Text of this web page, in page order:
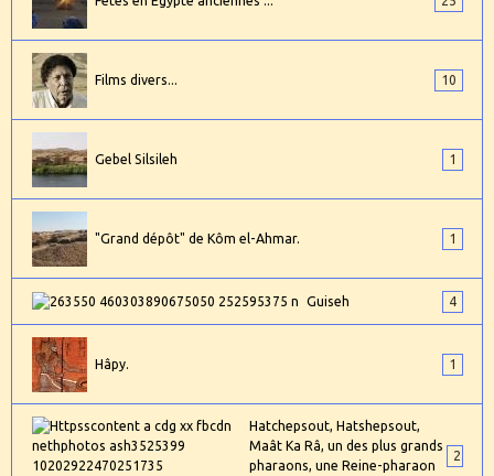
Films divers... 10
Gebel Silsileh 1
"Grand dépôt" de Kôm el-Ahmar. 1
Guiseh 4
Hâpy. 1
Hatchepsout, Hatshepsout,
Maât Ka Râ, un des plus grands
pharaons, une Reine-pharaon